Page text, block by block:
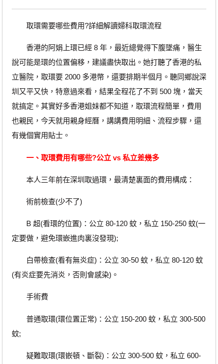
取環需要哪些費用?詳細解讀婦科取環流程
香港的阿娟上環已經 8 年，最近總覺得下腹墜痛，醫生
說可能是環的位置偏移，建議盡快取出。她打聽了香港的私
立醫院，取環要 2000 多港幣，還要排期半個月。聽同鄉說深
圳又平又快，特意過來看，結果全程花了不到 500 塊，當天
就搞定。其實好多香港姐妹都不知道，取環流程簡單，費用
也親民，今天就用親身經曆，講講費用明細、流程步驟，還
有幾個實用貼士。
一、取環費用有哪些?公立 vs 私立差幾多
本人三年前在深圳取過環，最清楚裏面的費用構成：
術前檢查(少不了)
B 超(看環的位置)：公立 80-120 蚊，私立 150-250 蚊(一
定要做，避免環嵌進肉裏沒發現);
白帶檢查(看有無炎症)：公立 30-50 蚊，私立 80-120 蚊
(有炎症要先消炎，否則會感染)。
手術費
普通取環(環位置正常)：公立 150-200 蚊，私立 300-500
蚊;
疑難取環(環嵌頓、斷裂)：公立 300-500 蚊，私立 600-